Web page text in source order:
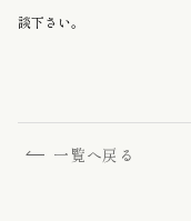
談下さい。
一覧へ戻る